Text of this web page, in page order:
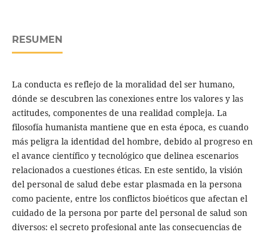
RESUMEN
La conducta es reflejo de la moralidad del ser humano,
dónde se descubren las conexiones entre los valores y las
actitudes, componentes de una realidad compleja. La
filosofía humanista mantiene que en esta época, es cuando
más peligra la identidad del hombre, debido al progreso en
el avance científico y tecnológico que delinea escenarios
relacionados a cuestiones éticas. En este sentido, la visión
del personal de salud debe estar plasmada en la persona
como paciente, entre los conflictos bioéticos que afectan el
cuidado de la persona por parte del personal de salud son
diversos: el secreto profesional ante las consecuencias de